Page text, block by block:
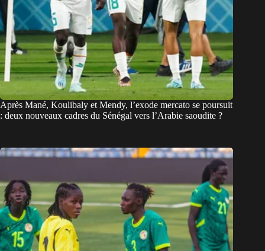
Après Mané, Koulibaly et Mendy, l’exode mercato se poursuit
: deux nouveaux cadres du Sénégal vers l’Arabie saoudite ?